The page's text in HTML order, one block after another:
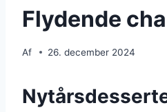
Flydende
Af 26. december 2024